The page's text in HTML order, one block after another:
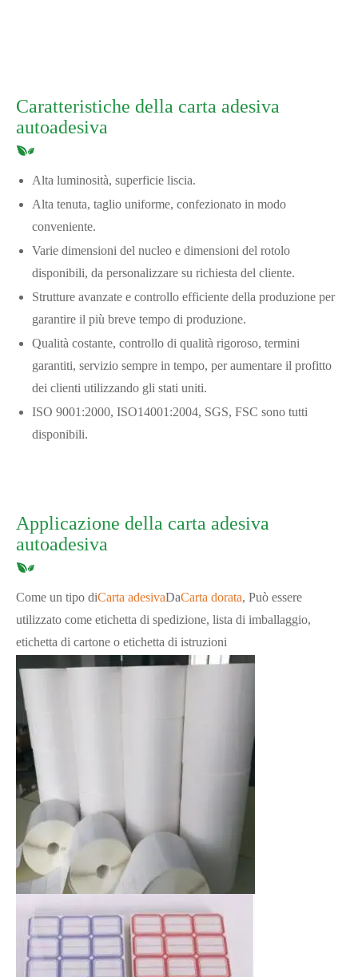
Caratteristiche della carta adesiva
autoadesiva
Alta luminosità, superficie liscia.
Alta tenuta, taglio uniforme, confezionato in modo
conveniente.
Varie dimensioni del nucleo e dimensioni del rotolo
disponibili, da personalizzare su richiesta del cliente.
Strutture avanzate e controllo efficiente della produzione per
garantire il più breve tempo di produzione.
Qualità costante, controllo di qualità rigoroso, termini
garantiti, servizio sempre in tempo, per aumentare il profitto
dei clienti utilizzando gli stati uniti.
ISO 9001:2000, ISO14001:2004, SGS, FSC sono tutti
disponibili.
Applicazione della carta adesiva
autoadesiva
Come un tipo diCarta adesivaDaCarta dorata, Può essere
utilizzato come etichetta di spedizione, lista di imballaggio,
etichetta di cartone o etichetta di istruzioni